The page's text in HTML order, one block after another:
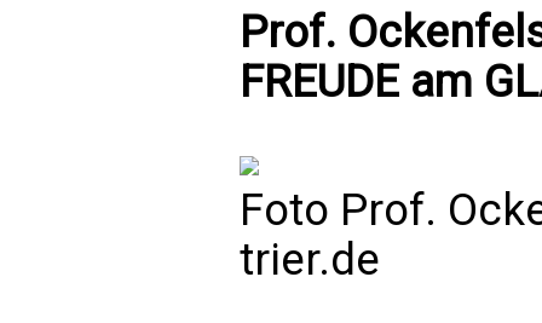
Prof.
FREUDE am
Foto Prof.
trier.de